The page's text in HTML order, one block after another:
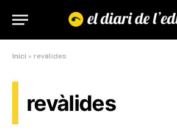
Inici » revàlides
revàlides